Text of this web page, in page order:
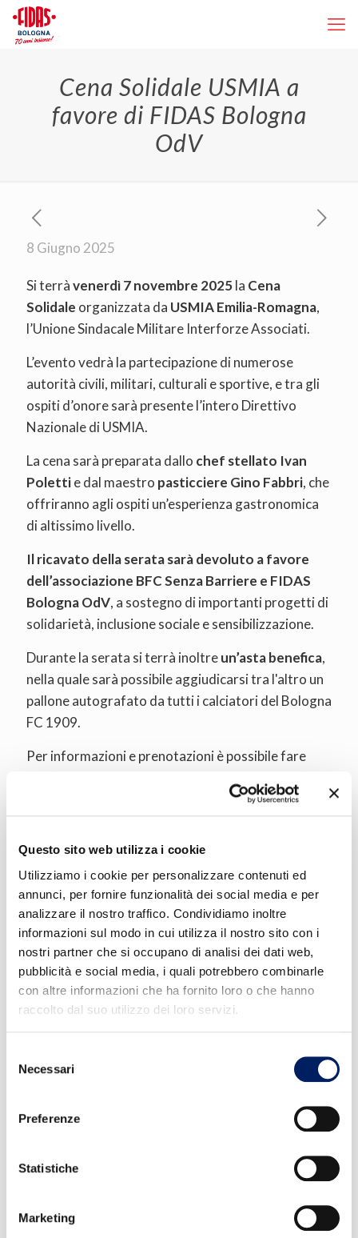
Questo sito web utilizza i cookie
Utilizziamo i cookie per personalizzare contenuti ed
annunci, per fornire funzionalità dei social media e per
analizzare il nostro traffico. Condividiamo inoltre
informazioni sul modo in cui utilizza il nostro sito con i
nostri partner che si occupano di analisi dei dati web,
pubblicità e social media, i quali potrebbero combinarle
con altre informazioni che ha fornito loro o che hanno
raccolto dal suo utilizzo dei loro servizi.
delNecessari
Preferenze
Statistiche
Marketing
Cena Solidale USMIA a
favore di FIDAS Bologna
OdV
8 Giugno 2025
Si terràvenerdì 7 novembre 2025la Cena
Solidale organizzata da USMIA Emilia-Romagna,
l’Unione Sindacale Militare Interforze Associati.
L’evento vedrà la partecipazione di numerose
autorità civili, militari, culturali e sportive, e tra gli
ospiti d’onore sarà presente l’intero Direttivo
Nazionale di USMIA.
La cena sarà preparata dallo chef stellato Ivan
Polettie dal maestro pasticciere Gino Fabbri, che
offriranno agli ospiti un’esperienza gastronomica
di altissimo livello.
Il ricavato della serata sarà devoluto a favore
dell’associazione BFC Senza Barriere e FIDAS
Bologna OdV, a sostegno di importanti progetti di
solidarietà, inclusione sociale e sensibilizzazione.
Durante la serata si terrà inoltreun’asta benefica,
nella quale sarà possibile aggiudicarsi tra l'altro un
pallone autografato da tutti i calciatori del Bologna
FC 1909.
Per informazioni e prenotazioni è possibile fare
Emilia-Romagna, sig. Pietro 3391333915 –
pietro.esposito@usmia.it
Condividi su:
Altri articoli
22 Luglio 2026
Dal 27 luglio al 1 agosto: Settimana del
ATTENZIONE: Prevenzione dalle
infezioni trasmesse dalle punture di